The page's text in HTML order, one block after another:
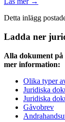
Detta inlägg
Ladda ner
Alla dokument
mer information:
Olika typer
Juridiska
Juridiska
Gåvobrev